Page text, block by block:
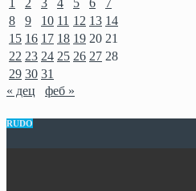
1
2 3 4 5 6
7
8
9 10 11 12 13 14
15 16 17 18 19 20 21
22 23 24 25 26 27 28
29 30 31
« дец
феб »
RUDO